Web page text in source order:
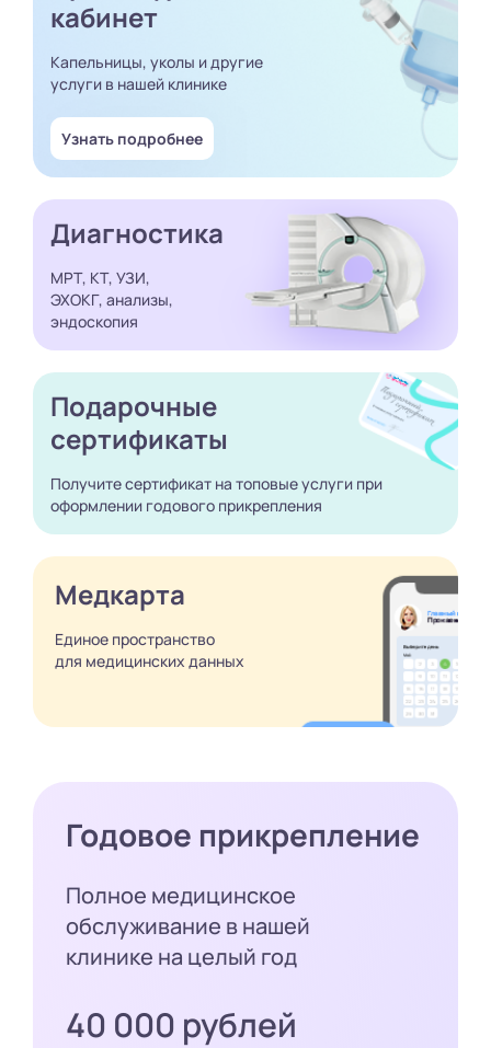
кабинет
Капельницы, уколы и другие
услуги в нашей клинике
Узнать подробнее
Диагностика
МРТ, КТ, УЗИ,
ЭХОКГ, анализы,
эндоскопия
Подарочные
сертификаты
Получите сертификат на топовые услуги при
оформлении годового прикрепления
Медкарта
Единое пространство
для медицинских данных
Годовое прикрепление
Полное медицинское
обслуживание в нашей
клинике на целый год
40 000 рублей